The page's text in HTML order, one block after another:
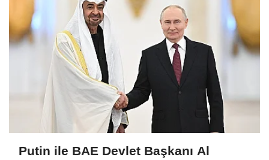
Putin ile BAE Devlet Başkanı Al